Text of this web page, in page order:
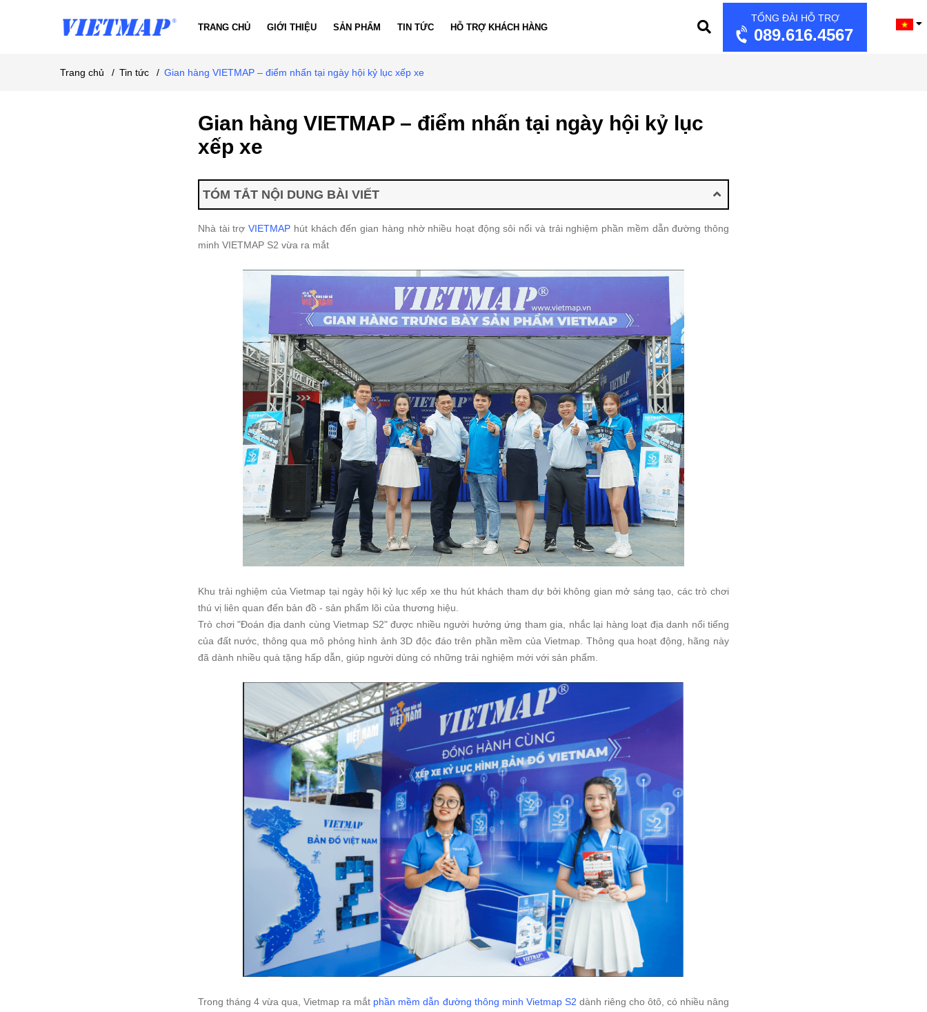
TRANG CHỦ GIỚI THIỆU SẢN PHẨM TIN TỨC HỖ TRỢ KHÁCH HÀNG
TỔNG ĐÀI HỖ TRỢ
089.616.4567
Trang chủ / Tin tức / Gian hàng VIETMAP – điểm nhấn tại ngày hội kỷ lục xếp xe
Gian hàng VIETMAP – điểm nhấn tại ngày hội kỷ lục
xếp xe
TÓM TẮT NỘI DUNG BÀI VIẾT
Nhà tài trợVIETMAP hút khách đến gian hàng nhờ nhiều hoạt động sôi nổi và trải nghiệm phần mềm dẫn đường thông
minh VIETMAP S2 vừa ra mắt
Khu trải nghiệm của Vietmap tại ngày hội kỷ lục xếp xe thu hút khách tham dự bởi không gian mở sáng tạo, các trò chơi
thú vị liên quan đến bản đồ - sản phẩm lõi của thương hiệu.
Trò chơi "Đoán địa danh cùng Vietmap S2" được nhiều người hưởng ứng tham gia, nhắc lại hàng loạt địa danh nổi tiếng
của đất nước, thông qua mô phỏng hình ảnh 3D độc đáo trên phần mềm của Vietmap. Thông qua hoạt động, hãng này
đã dành nhiều quà tặng hấp dẫn, giúp người dùng có những trải nghiệm mới với sản phẩm.
Trong tháng 4 vừa qua, Vietmap ra mắt phần mềm dẫn đường thông minh Vietmap S2 dành riêng cho ôtô, có nhiều nâng